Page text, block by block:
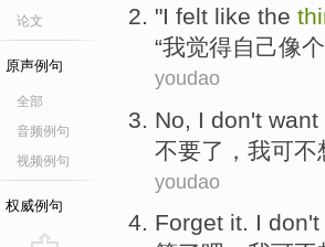
论文
原声例句
全部
音频例句
视频例句
权威例句
"I felt like the
“我觉得自己像个
youdao
No I don't want
不要了， 我可不
youdao
Forget it. I don't